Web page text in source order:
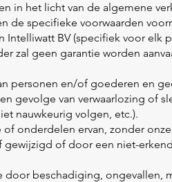
in het licht van de algemene
de specifieke voorwaarden
Intelliwatt BV (specifiek voor
zal geen garantie worden
personen en/of goederen en
gevolge van verwaarlozing of
nauwkeurig volgen, etc.).
of onderdelen ervan, zonder
gewijzigd of door een niet-
door beschadiging, ongevallen,